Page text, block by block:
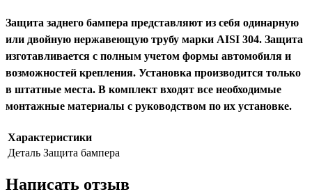
Защита заднего бампера представляют из себя одинарную
или двойную нержавеющую трубу марки AISI 304. Защита
изготавливается с полным учетом формы автомобиля и
возможностей крепления. Установка производится только
в штатные места. В комплект входят все необходимые
монтажные материалы с руководством по их установке.
Характеристики
Деталь Защита бампера
Написать отзыв